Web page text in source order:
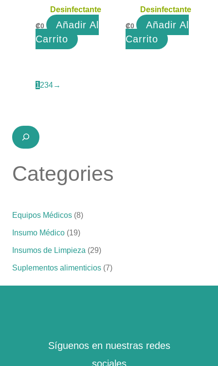
Desinfectante
₡0
Añadir Al
Carrito
Desinfectante
₡0
Añadir Al
Carrito
1234→
Categories
Equipos Médicos (8)
Insumo Médico (19)
Insumos de Limpieza (29)
Suplementos alimenticios (7)
Síguenos en nuestras redes
sociales